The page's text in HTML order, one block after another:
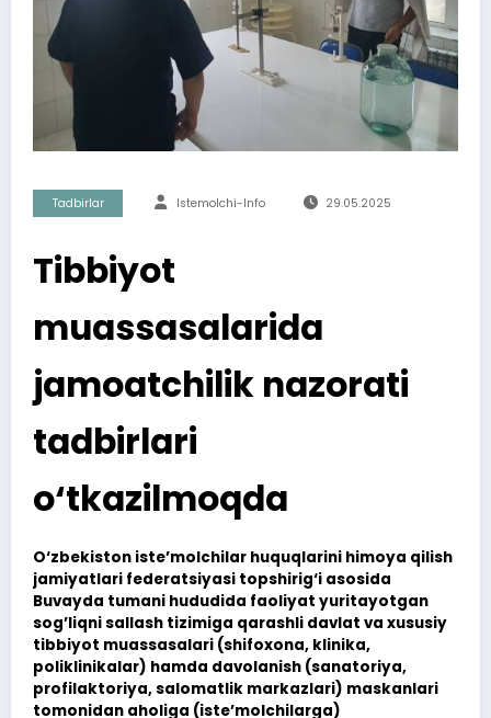
Tadbirlar Istemolchi-Info 29.05.2025
Tibbiyot
muassasalarida
jamoatchilik nazorati
tadbirlari
o‘tkazilmoqda
O‘zbekiston iste’molchilar huquqlarini himoya qilish
jamiyatlari federatsiyasi topshirig‘i asosida
Buvayda tumani hududida faoliyat yuritayotgan
sog’liqni sallash tizimiga qarashli davlat va xususiy
tibbiyot muassasalari (shifoxona, klinika,
poliklinikalar) hamda davolanish (sanatoriya,
profilaktoriya, salomatlik markazlari) maskanlari
tomonidan aholiga (iste’molchilarga)